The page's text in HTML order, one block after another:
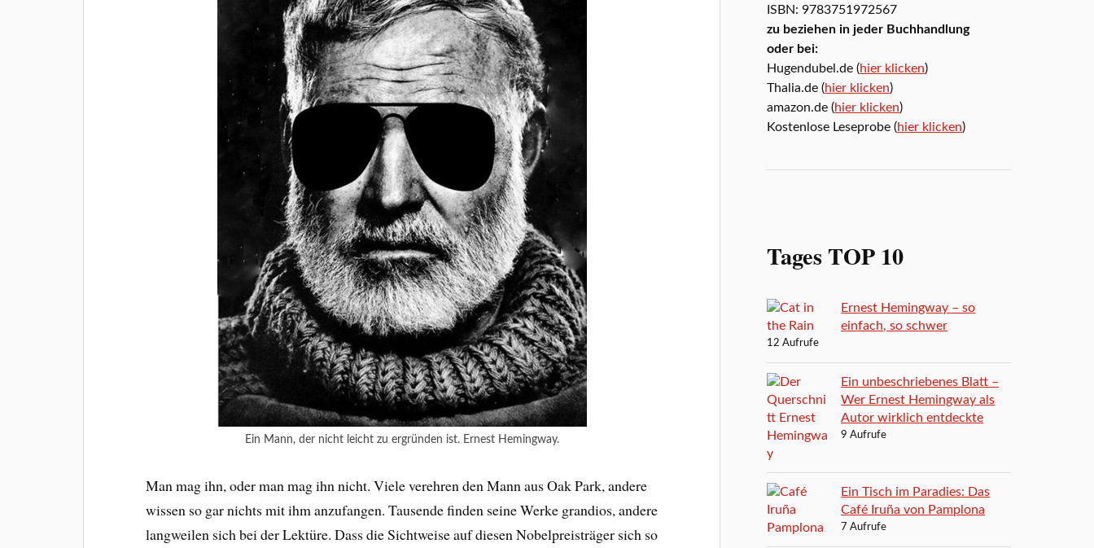
Ein Mann, der nicht leicht zu ergründen ist. Ernest Hemingway.
Man mag ihn, oder man mag ihn nicht. Viele verehren den Mann aus Oak Park, andere
wissen so gar nichts mit ihm anzufangen. Tausende finden seine Werke grandios, andere
langweilen sich bei der Lektüre. Dass die Sichtweise auf diesen Nobelpreisträger sich so
ISBN: 9783751972567
zu beziehen in jeder Buchhandlung
oder bei:
Hugendubel.de (hier klicken)
Thalia.de (hier klicken)
amazon.de (hier klicken)
Kostenlose Leseprobe (hier klicken)
Tages TOP 10
Ernest Hemingway – so
einfach, so schwer
12 Aufrufe
Ein unbeschriebenes Blatt –
Wer Ernest Hemingway als
Autor wirklich entdeckte
9 Aufrufe
Ein Tisch im Paradies: Das
Café Iruña von Pamplona
7 Aufrufe